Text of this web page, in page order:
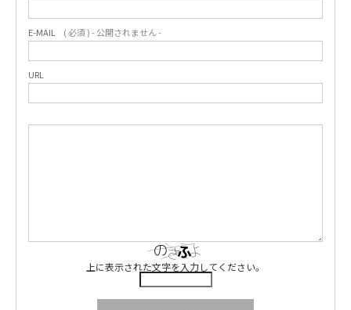
E-MAIL ( 必須 ) - 公開されません -
URL
上に表示された文字を入力してください。